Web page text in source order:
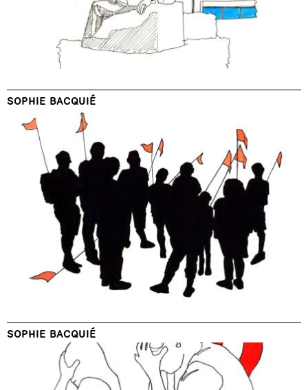
SOPHIE BACQUIÉ
SOPHIE BACQUIÉ